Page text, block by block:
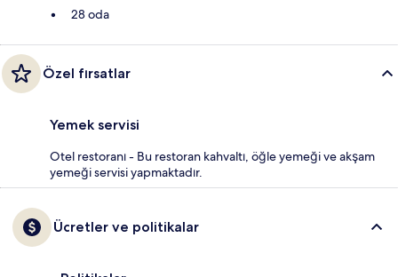
28 oda
Özel fırsatlar
Yemek servisi
Otel restoranı - Bu restoran kahvaltı, öğle yemeği ve akşam
yemeği servisi yapmaktadır.
Ücretler ve politikalar